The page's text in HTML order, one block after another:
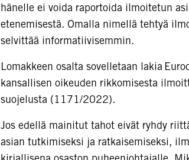
hänelle ei voida raportoida ilmoitetun
etenemisestä. Omalla nimellä tehtyä
selvittää informatiivisemmin.
Lomakkeen osalta sovelletaan lakia
kansallisen oikeuden rikkomisesta
suojelusta (1171/2022).
Jos edellä mainitut tahot eivät ryhdy
asian tutkimiseksi ja ratkaisemiseksi,